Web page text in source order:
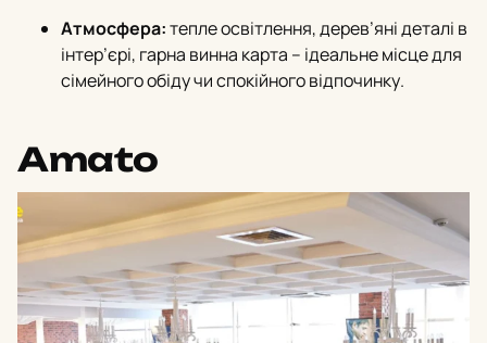
Атмосфера:тепле освітлення, дерев’яні деталі в
інтер’єрi, гарна винна карта – ідеальне місце для
сімейного обіду чи спокійного відпочинку.
Amato